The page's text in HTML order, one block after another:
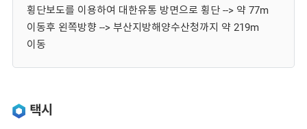
횡단보도를 이용하여 대한유통 방면으로 횡단 --> 약 77m
이동후 왼쪽방향 --> 부산지방해양수산청까지 약 219m
이동
택시